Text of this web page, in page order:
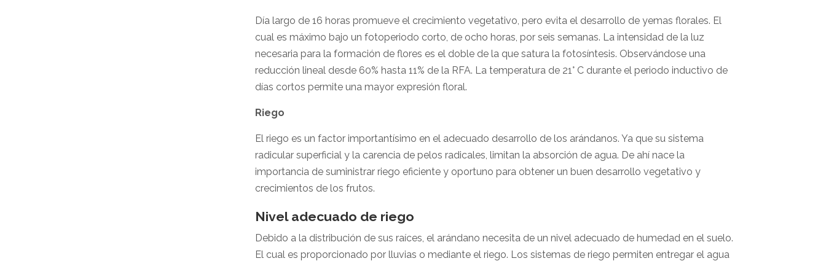
Día largo de 16 horas promueve el crecimiento vegetativo, pero evita el desarrollo de yemas florales. El
cual es máximo bajo un fotoperiodo corto, de ocho horas, por seis semanas. La intensidad de la luz
necesaria para la formación de flores es el doble de la que satura la fotosíntesis. Observándose una
reducción lineal desde 60% hasta 11% de la RFA. La temperatura de 21° C durante el periodo inductivo de
días cortos permite una mayor expresión floral.
Riego
El riego es un factor importantísimo en el adecuado desarrollo de los arándanos. Ya que su sistema
radicular superficial y la carencia de pelos radicales, limitan la absorción de agua. De ahí nace la
importancia de suministrar riego eficiente y oportuno para obtener un buen desarrollo vegetativo y
crecimientos de los frutos.
Nivel adecuado de riego
Debido a la distribución de sus raíces, el arándano necesita de un nivel adecuado de humedad en el suelo.
El cual es proporcionado por lluvias o mediante el riego. Los sistemas de riego permiten entregar el agua